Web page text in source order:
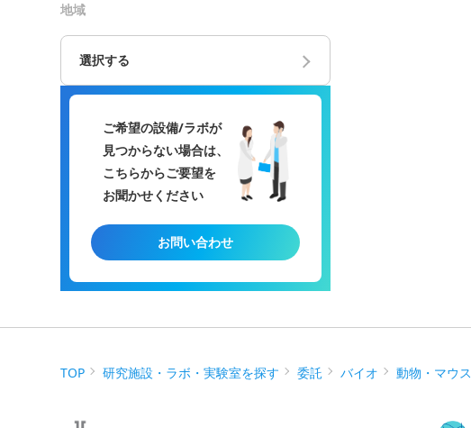
地域
選択する
ご希望の設備/ラボが
見つからない場合は、
こちらからご要望を
お聞かせください
お問い合わせ
TOP 研究施設・ラボ・実験室を探す 委託 バイオ 動物・マウス